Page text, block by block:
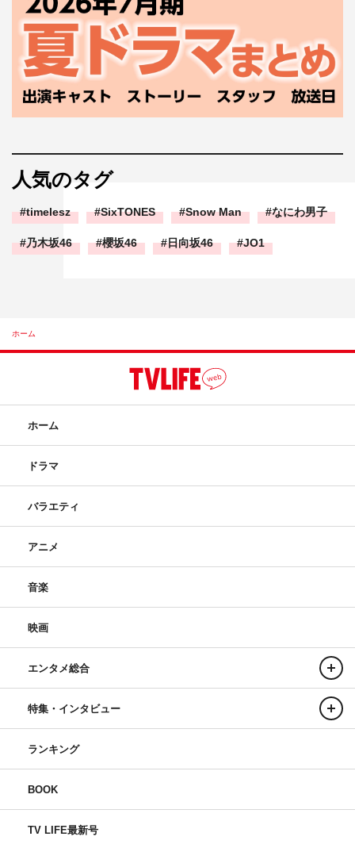
人気のタグ
timelesz SixTONES Snow Man なにわ男子
乃木坂46 櫻坂46 日向坂46 JO1
ホーム
ホーム
ドラマ
バラエティ
アニメ
音楽
映画
エンタメ総合
特集・インタビュー
ランキング
BOOK
TV LIFE最新号